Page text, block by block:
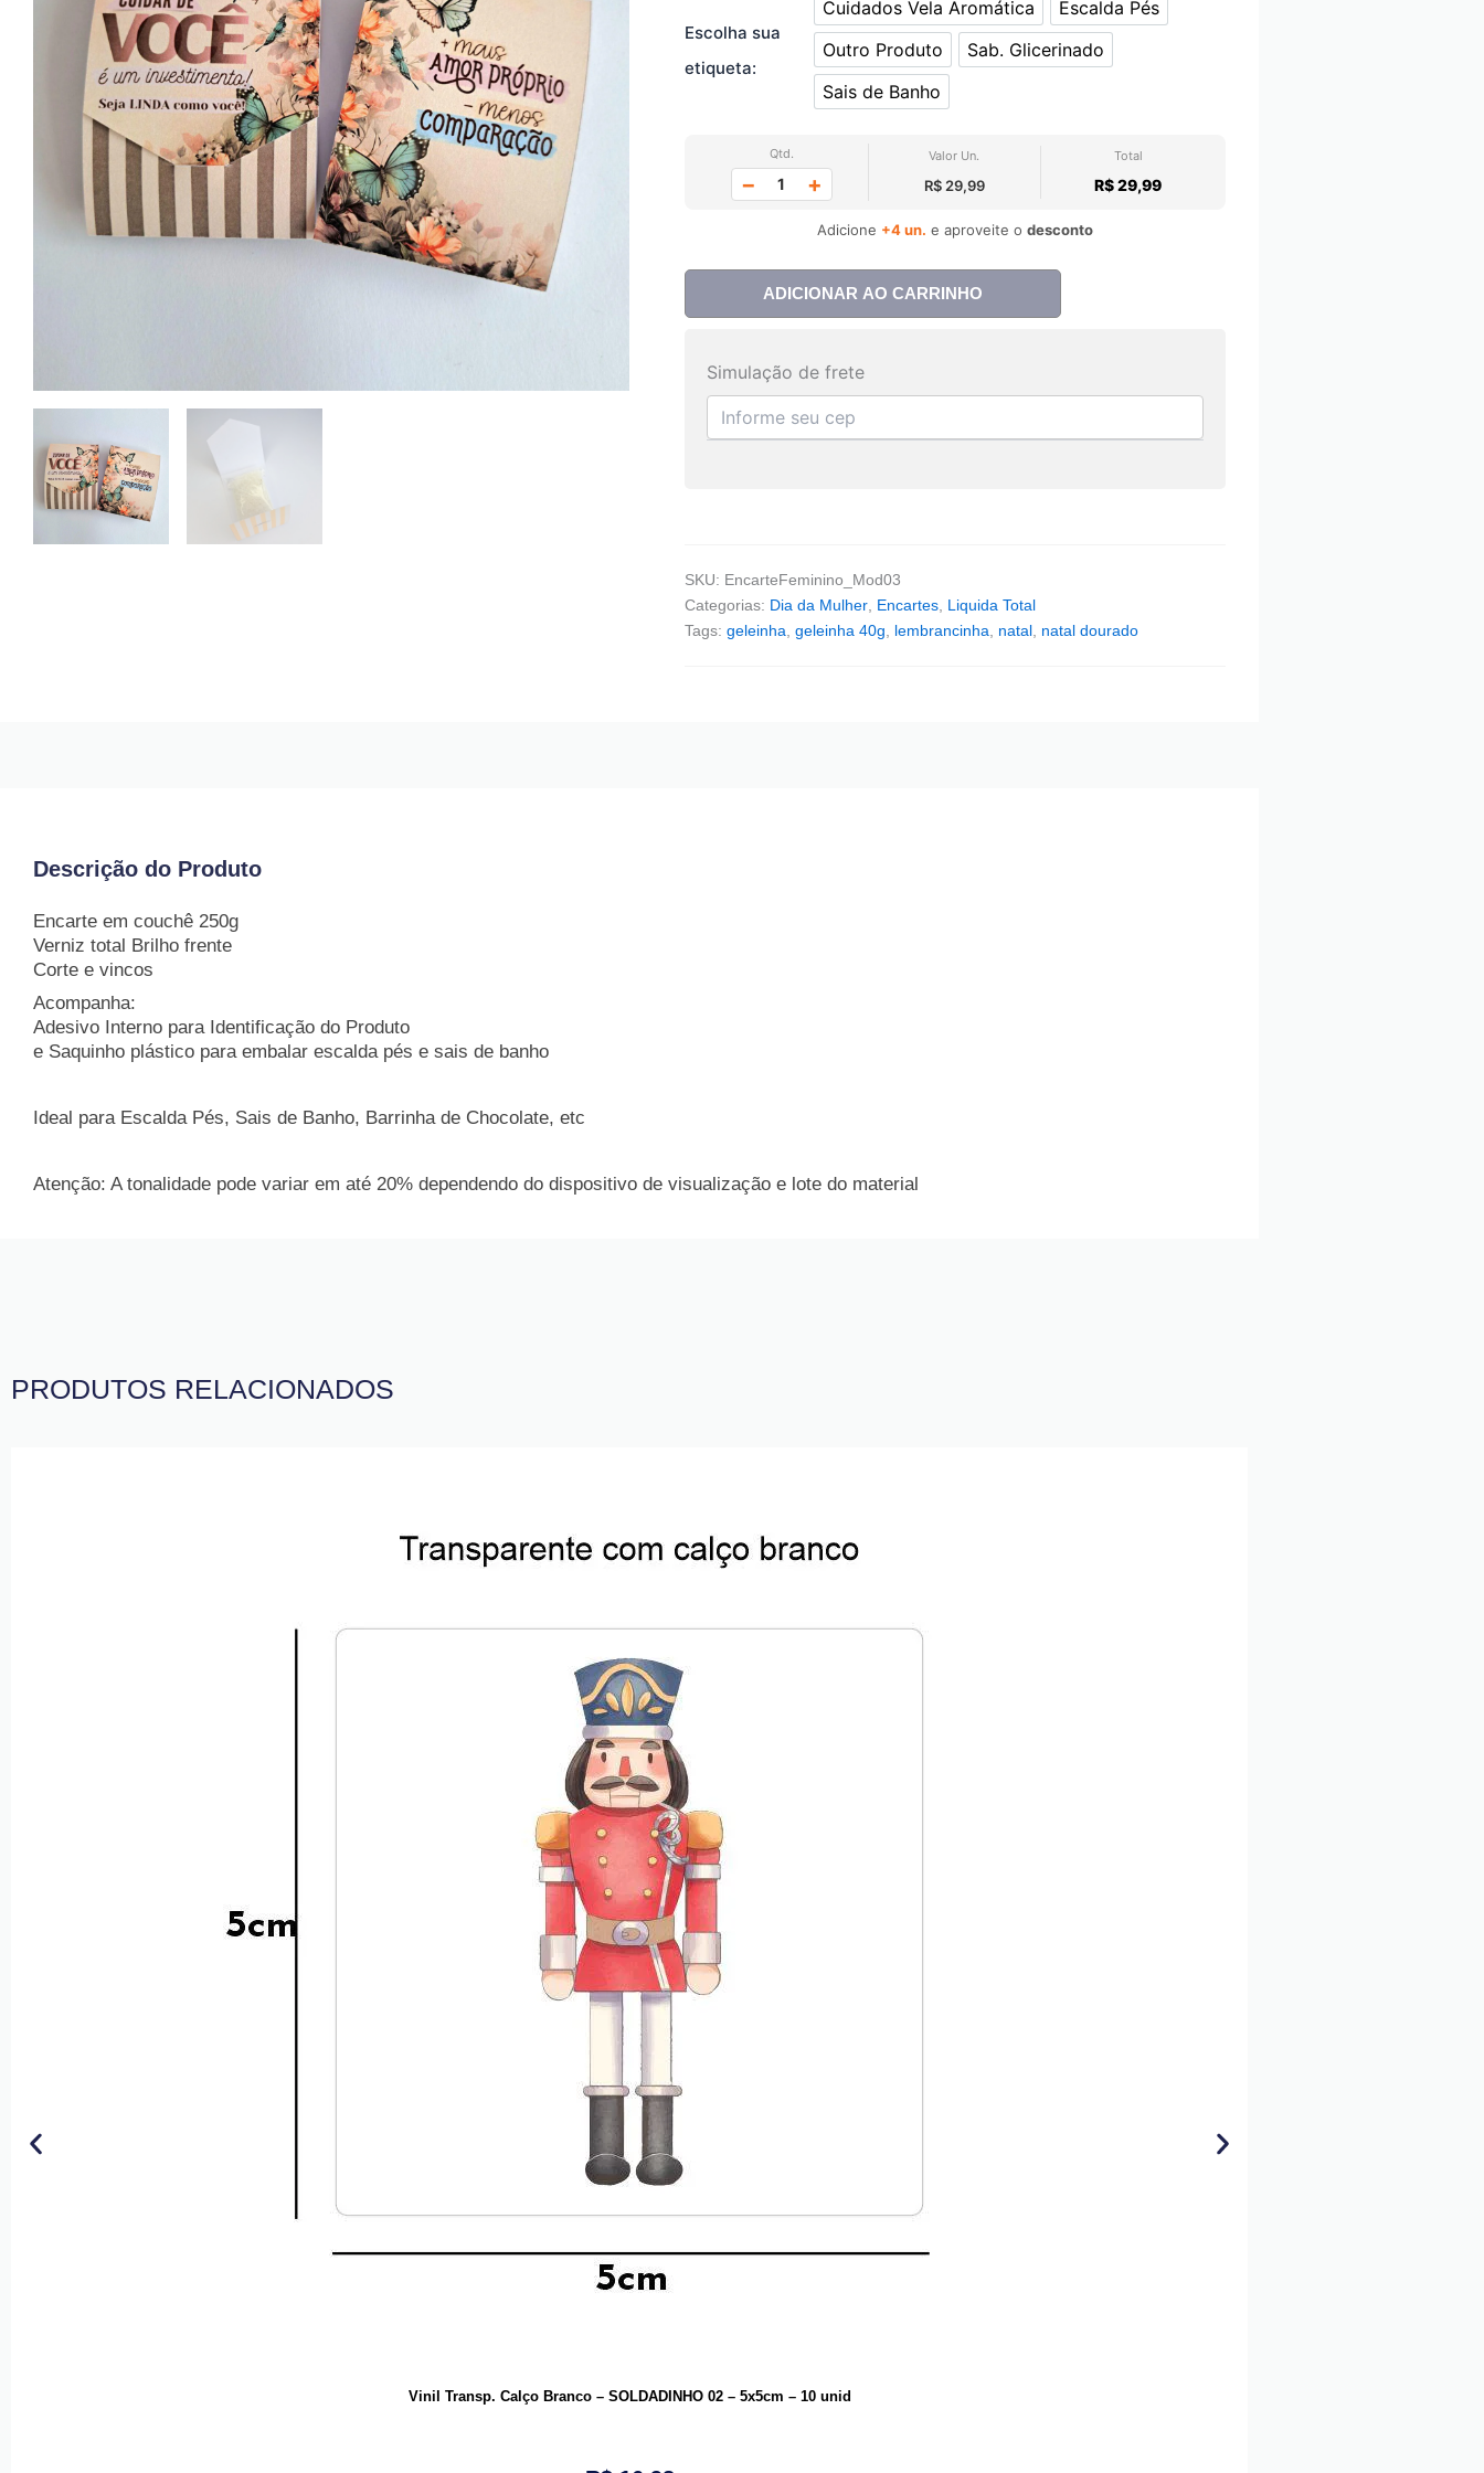
Escolha sua
etiqueta:
Cuidados Vela Aromática
Cuidados Vela Aromática
Escalda Pés
Escalda Pés
Outro Produto
Outro Produto
Sab. Glicerinado
Sab. Glicerinado
Sais de Banho
Sais de Banho
Qtd.
− +
Valor Un.
R$ 29,99
Total
R$ 29,99
Adicione +4 un. e aproveite o desconto
ADICIONAR AO CARRINHO
Simulação de frete
SKU: EncarteFeminino_Mod03
Categorias: Dia da Mulher Encartes Liquida Total
Tags: geleinha geleinha 40g lembrancinha natal natal dourado
Descrição do Produto
Encarte em couchê 250g
Verniz total Brilho frente
Corte e vincos
Acompanha:
Adesivo Interno para Identificação do Produto
e Saquinho plástico para embalar escalda pés e sais de banho
Ideal para Escalda Pés, Sais de Banho, Barrinha de Chocolate, etc
Atenção: A tonalidade pode variar em até 20% dependendo do dispositivo de visualização e lote do material
PRODUTOS RELACIONADOS
Vinil Transp. Calço Branco – SOLDADINHO 02 – 5x5cm – 10 unid